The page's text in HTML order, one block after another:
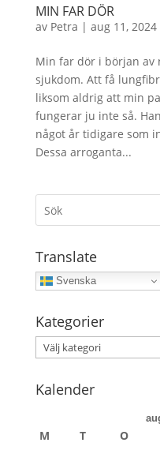
MIN FAR DÖR
av Petra | aug 11, 2024
Min far dör i början av
sjukdom. Att få
liksom aldrig att min
fungerar ju inte så.
något år tidigare som
Dessa arroganta...
Translate
Svenska
Kategorier
Kategorier
Kalender
M T O